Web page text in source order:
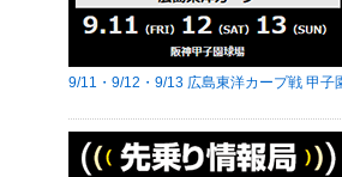
9/11・9/12・9/13 広島東洋カープ戦 甲子